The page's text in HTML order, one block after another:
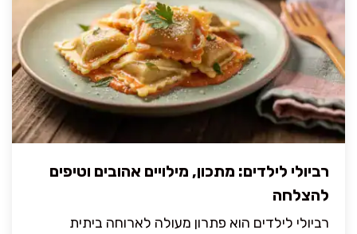
רביולי לילדים: מתכון, מילויים אהובים וטיפים
להצלחה
רביולי לילדים הוא פתרון מעולה לארוחה ביתית